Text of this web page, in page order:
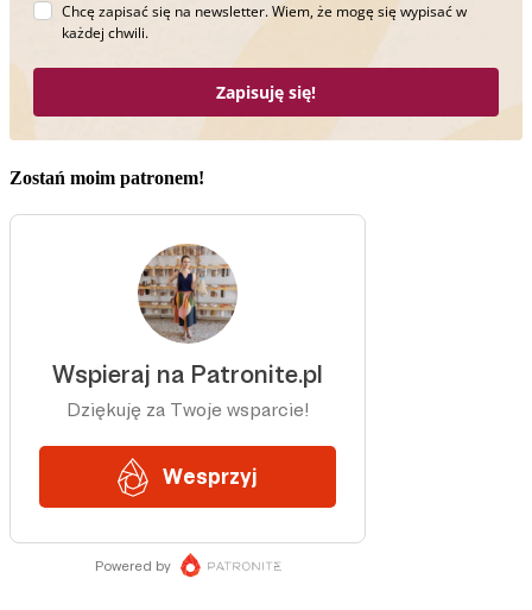
Chcę zapisać się na newsletter. Wiem, że mogę się wypisać w
każdej chwili.
Zapisuję się!
Zostań moim patronem!